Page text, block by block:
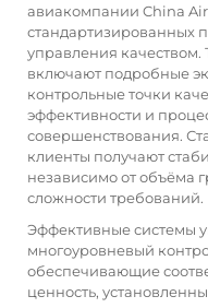
авиакомпании China
стандартизированных
управления качеством.
включают подробные
контрольные точки
эффективности и
совершенствования.
клиенты получают
независимо от объёма
сложности требований.
Эффективные системы
многоуровневый
обеспечивающие
ценность,